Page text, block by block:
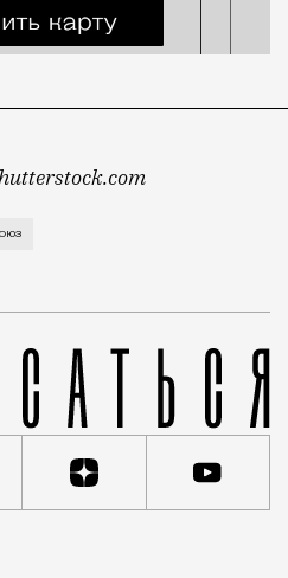
такой суммы достаточно в